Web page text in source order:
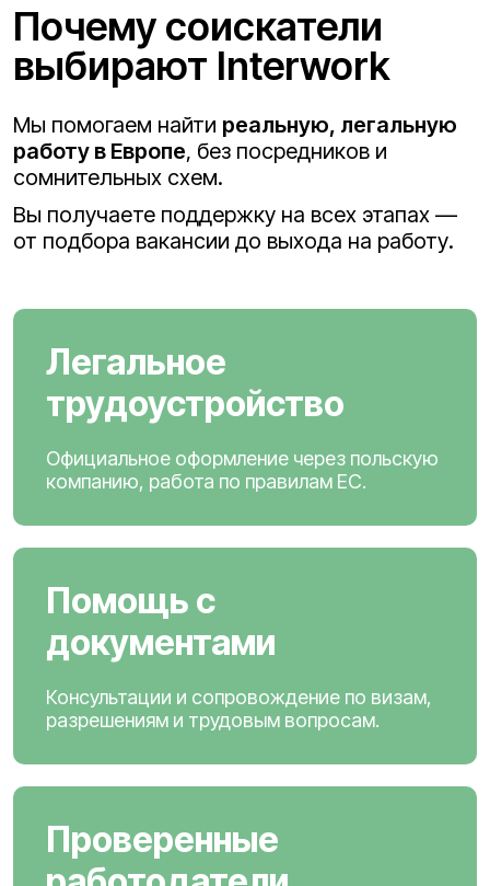
Почему соискатели
выбирают Interwork
Мы помогаем найти реальную, легальную
работу в Европе, без посредников и
сомнительных схем.
Вы получаете поддержку на всех этапах —
от подбора вакансии до выхода на работу.
Легальное
трудоустройство
Официальное оформление через польскую
компанию, работа по правилам ЕС.
Помощь с
документами
Консультации и сопровождение по визам,
разрешениям и трудовым вопросам.
Проверенные